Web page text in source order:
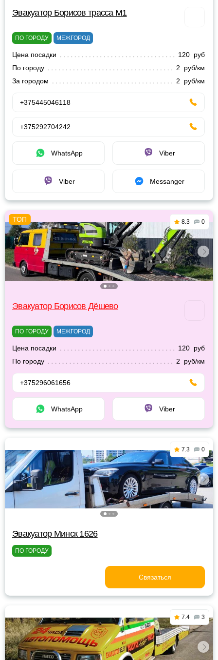
Эвакуатор Борисов трасса М1
ПО ГОРОДУ МЕЖГОРОД
Цена посадки
120 руб
По городу
2 руб/км
За городом
2 руб/км
+375445046118
+375292704242
WhatsApp Viber
Viber Messanger
8.3 0
Эвакуатор Борисов Дёшево
ПО ГОРОДУ МЕЖГОРОД
Цена посадки
120 руб
По городу
2 руб/км
+375296061656
WhatsApp Viber
7.3 0
Эвакуатор Минск 1626
ПО ГОРОДУ
Связаться
7.4 3